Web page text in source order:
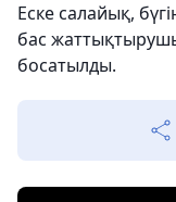
Еске салайық,
бас
босатылды.